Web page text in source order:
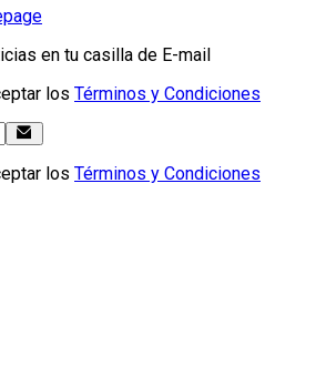
en tu casilla de E-mail
los Términos y Condiciones
los Términos y Condiciones